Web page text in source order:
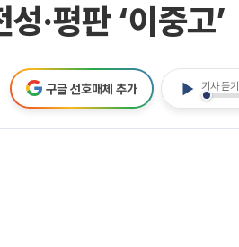
·평판 ‘이중고’
기사 듣기
구글 선호매체 추가